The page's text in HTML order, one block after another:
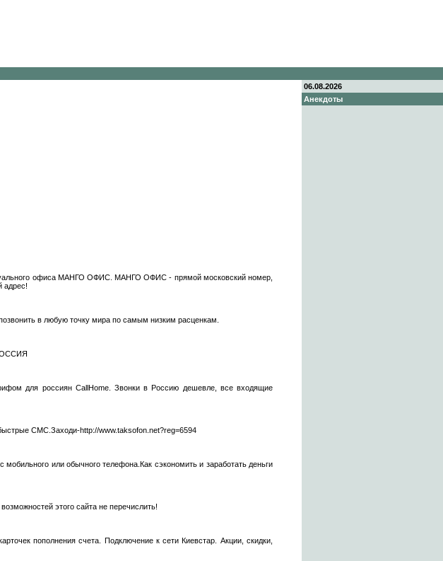
офиса МАНГО ОФИС. МАНГО ОФИС - прямой московский номер,
адрес!
в любую точку мира по самым низким расценкам.
для россиян CallHome. Звонки в Россию дешевле, все входящие
СМС.Заходи-http://www.taksofon.net?reg=6594
или обычного телефона.Как сэкономить и заработать деньги
этого сайта не перечислить!
пополнения счета. Подключение к сети Киевстар. Акции, скидки,
06.08.2026
Анекдоты